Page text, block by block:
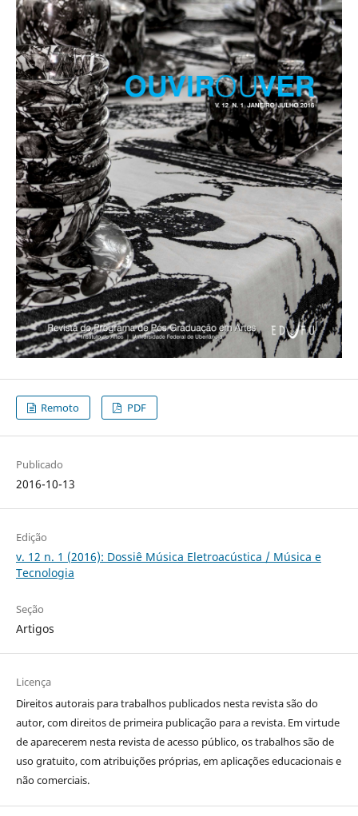
Remoto PDF
Publicado
2016-10-13
Edição
v. 12 n. 1 (2016): Dossiê Música Eletroacústica / Música e
Tecnologia
Seção
Artigos
Licença
Direitos autorais para trabalhos publicados nesta revista são do
autor, com direitos de primeira publicação para a revista. Em virtude
de aparecerem nesta revista de acesso público, os trabalhos são de
uso gratuito, com atribuições próprias, em aplicações educacionais e
não comerciais.